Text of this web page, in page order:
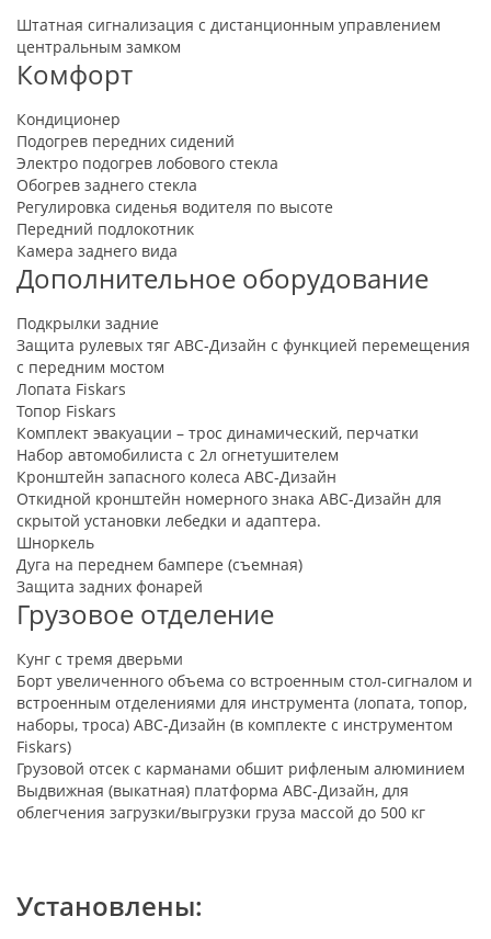
Штатная сигнализация с дистанционным управлением
центральным замком
Комфорт
Кондиционер
Подогрев передних сидений
Электро подогрев лобового стекла
Обогрев заднего стекла
Регулировка сиденья водителя по высоте
Передний подлокотник
Камера заднего вида
Дополнительное оборудование
Подкрылки задние
Защита рулевых тяг АВС-Дизайн с функцией перемещения
с передним мостом
Лопата Fiskars
Топор Fiskars
Комплект эвакуации – трос динамический, перчатки
Набор автомобилиста с 2л огнетушителем
Кронштейн запасного колеса АВС-Дизайн
Откидной кронштейн номерного знака АВС-Дизайн для
скрытой установки лебедки и адаптера.
Шноркель
Дуга на переднем бампере (съемная)
Защита задних фонарей
Грузовое отделение
Кунг с тремя дверьми
Борт увеличенного объема со встроенным стол-сигналом и
встроенным отделениями для инструмента (лопата, топор,
наборы, троса) АВС-Дизайн (в комплекте с инструментом
Fiskars)
Грузовой отсек с карманами обшит рифленым алюминием
Выдвижная (выкатная) платформа АВС-Дизайн, для
облегчения загрузки/выгрузки груза массой до 500 кг
Установлены: